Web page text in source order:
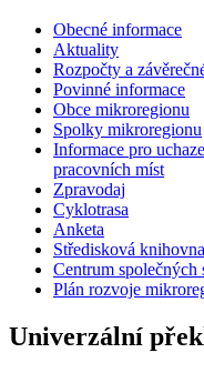
Obecné informace
Aktuality
Rozpočty a
Povinné informace
Obce mikroregionu
Spolky mikroregionu
Informace pro
pracovních míst
Zpravodaj
Cyklotrasa
Anketa
Středisková
Centrum společných
Plán rozvoje
Univerzální